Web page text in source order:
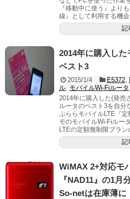
『移動中に使う』より
線』として利用する機
記
2014年に購入し
ベスト3
2015/1/4 E5372,
ル, モバイルWi-Fiルータ
2014年に購入した(発売
ルータのベスト3を自分
ぷららモバイルLTE『
モのモバイルWi-Fiルー
LTEの定額無制限プラ
記
WiMAX 2+対応モ
『NAD11』の1月
So-netは在庫薄に